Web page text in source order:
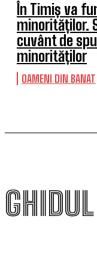
În Timiș va
minorităților.
cuvânt de
minorităților
OAMENI DIN BANAT